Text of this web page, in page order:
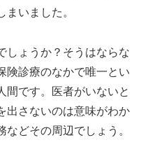
いました。
しょうか？そうはならな
険診療のなかで唯一とい
間です。医者がいないと
出さないのは意味がわか
どその周辺でしょう。